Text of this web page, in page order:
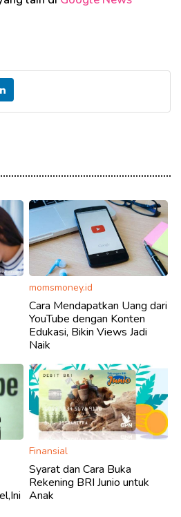
momsmoney.id
Cara Mendapatkan Uang dari
YouTube dengan Konten
Edukasi, Bikin Views Jadi
Naik
Finansial
Syarat dan Cara Buka
Rekening BRI Junio untuk
Anak